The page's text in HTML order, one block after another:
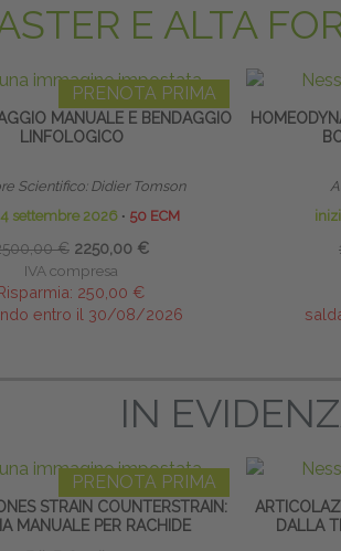
E ALTA
PRENOTA PRIMA
MANUALE E BENDAGGIO
LINFOLOGICO
Scientifico: Didier Tomson
settembre 2026 ∙ 50 ECM
€ 2250,00 €
IVA compresa
250,00 €
entro il 30/08/2026
IN
PRENOTA PRIMA
STRAIN COUNTERSTRAIN:
MANUALE PER RACHIDE
DALLA